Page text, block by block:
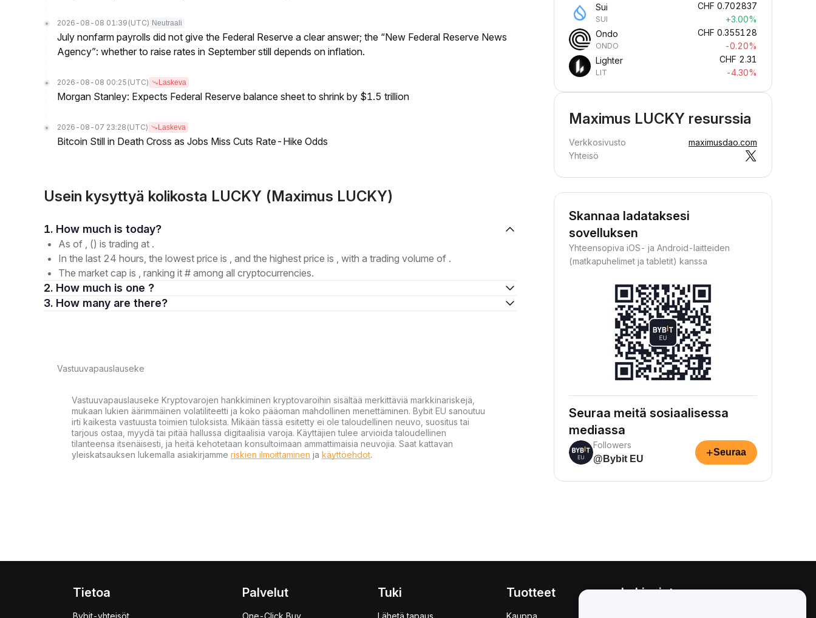
2026-08-08 01:39 (UTC) Neutraali
July nonfarm payrolls did not give the Federal Reserve a clear answer; the “New Federal Reserve News
Agency”: whether to raise rates in September still depends on inflation.
2026-08-08 00:25 (UTC) Laskeva
Morgan Stanley: Expects Federal Reserve balance sheet to shrink by $1.5 trillion
2026-08-07 23:28 (UTC) Laskeva
Bitcoin Still in Death Cross as Jobs Miss Cuts Rate-Hike Odds
Usein kysyttyä kolikosta LUCKY (Maximus LUCKY)
1. How much is today?
As of , () is trading at .
In the last 24 hours, the lowest price is , and the highest price is , with a trading volume of .
The market cap is , ranking it # among all cryptocurrencies.
2. How much is one ?
3. How many are there?
Vastuuvapauslauseke
Vastuuvapauslauseke Kryptovarojen hankkiminen kryptovaroihin sisältää merkittäviä markkinariskejä,
mukaan lukien äärimmäinen volatiliteetti ja koko pääoman mahdollinen menettäminen. Bybit EU sanoutuu
irti kaikesta vastuusta toimien tuloksista. Mikään tässä esitetty ei ole taloudellinen neuvo, suositus tai
tarjous ostaa, myydä tai pitää hallussa digitaalisia varoja. Käyttäjien tulee arvioida taloudellinen
tilanteensa itsenäisesti, ja heitä kehotetaan konsultoimaan ammattimaisia neuvojia. Saat kattavan
yleiskatsauksen lukemalla asiakirjamme riskien ilmoittaminen ja käyttöehdot.
Sui
SUI
CHF 0.702837
+3.00%
Ondo
ONDO
CHF 0.355128
-0.20%
Lighter
LIT
CHF 2.31
-4.30%
Maximus LUCKY resurssia
Verkkosivusto
maximusdao.com
Yhteisö
Skannaa ladataksesi
sovelluksen
Yhteensopiva iOS- ja Android-laitteiden
(matkapuhelimet ja tabletit) kanssa
Seuraa meitä sosiaalisessa
mediassa
Followers
@Bybit EU
+Seuraa
Tietoa
Bybit-yhteisöt
Palvelut
One-Click Buy
Tuki
Lähetä tapaus
Tuotteet
Kauppa
Lakiasiat